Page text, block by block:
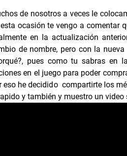
de nosotros a veces le
ocasión te vengo a comentar
en la actualización
de nombre, pero con la
pues como tu sabras en
en el juego para poder
eso he decidido compartirte los
y también y muestro un video